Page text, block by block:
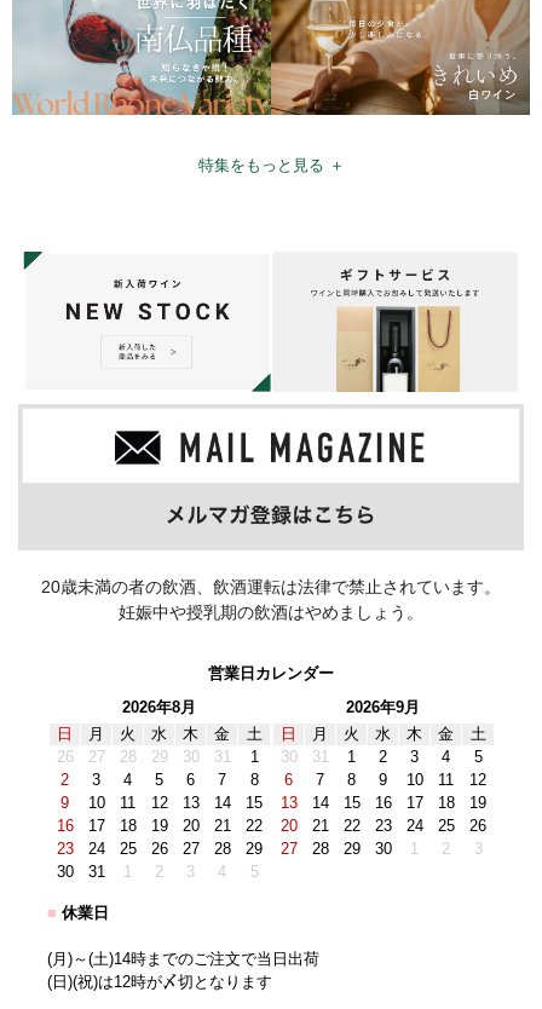
特集をもっと見る ＋
20歳未満の者の飲酒、飲酒運転は法律で禁止されています。
妊娠中や授乳期の飲酒はやめましょう。
営業日カレンダー
2026年8月
日
月 火 水 木 金
土
26
27 28 29 30 31
1
2
3 4 5 6 7
8
9
10 11 12 13 14
15
16
17 18 19 20 21
22
23
24 25 26 27 28
29
30
31 1 2 3 4 5
2026年9月
日
月 火 水 木 金
土
30
31 1 2 3 4
5
6
7 8 9 10 11
12
13
14 15 16 17 18
19
20
21 22 23 24 25
26
27
28 29 30 1 2 3
■ 休業日
(月)～(土)14時までのご注文で当日出荷
(日)(祝)は12時が〆切となります